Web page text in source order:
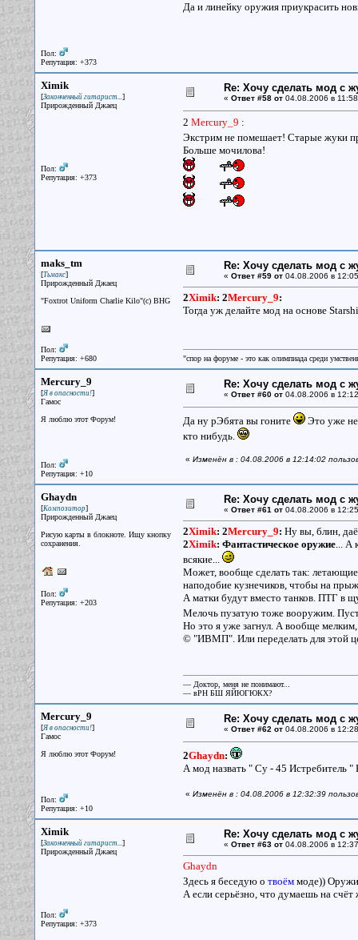
Пол:
Репутация: +373
Да и линейку оружия приукрасить
Ximik
[Законченный гитарист...]
Прирожденный Джаец
Пол:
Репутация: +373
Re: Хочу сделать мод с
« Ответ #58 от04.08.2006 в
2 Mercury_9 :
Экстрим не помешает! Старые жуки
Больше мочилова!
maks_tm
[Тьмакс]
Прирожденный Джаец
"Foxtrot Uniform Charlie Kilo"(с) BHG
Пол:
Репутация: +680
Re: Хочу сделать мод с
« Ответ #59 от04.08.2006 в
2Ximik: 2Mercury_9:
Тогда уж делайте мод на основе
"спор на форуме - это как олимпиада среди
Mercury_9
[Я в опасности!]
Гамос
Я люблю этот Форум!
Пол:
Репутация: +10
Re: Хочу сделать мод с
« Ответ #60 от04.08.2006 в
Да ну рЭбята вы гоните
Это уже
кто нибудь.
« Изменён в : 04.08.2006 в 12:14:02
Ghaydn
[Композитор]
Прирожденный Джаец
Рисую карты в блокноте. Ищу кнопку
сохранения.
Пол:
Репутация: +203
Re: Хочу сделать мод с
« Ответ #61 от04.08.2006 в
2Ximik: 2Mercury_9: Ну вы, блин,
2Ximik: Фантастическое оружие... А
всякие...
Может, вообще сделать так:
наподобие кузнечиков, чтобы на
А матки будут вместо танков. ПТГ в
Мелочь пузатую тоже вооружим.
Но это я уже загнул. А вообще
© "ИВМП". Или переделать для этой
— Доктор, меня не понимают...
— вРН БШ ЯЙЮГЮКХ?
Mercury_9
[Я в опасности!]
Гамос
Я люблю этот Форум!
Пол:
Репутация: +10
Re: Хочу сделать мод с
« Ответ #62 от04.08.2006 в
2Ghaydn:
А мод назвать " Су - 45 Истребитель
« Изменён в : 04.08.2006 в 12:32:39
Ximik
[Законченный гитарист...]
Прирожденный Джаец
Пол:
Репутация: +373
Re: Хочу сделать мод с
« Ответ #63 от04.08.2006 в
Ghaydn
Здесь я беседую о твоёммоде))
А если серьёзно, что думаешь на счёт